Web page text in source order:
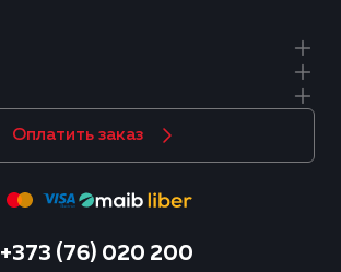
Оплатить заказ
+373 (76) 020 200